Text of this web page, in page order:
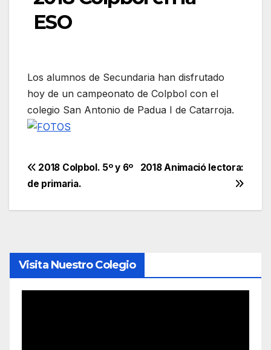
ESO
Los alumnos de Secundaria han disfrutado
hoy de un campeonato de Colpbol con el
colegio San Antonio de Padua I de Catarroja.
Navegación
de
2018 Animació lectora:
2018 Colpbol. 5º y 6º
de primaria.
Visita Nuestro Colegio